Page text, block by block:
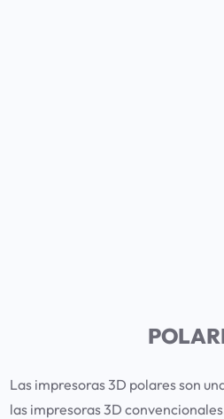
Las impresoras 3D polares son
las impresoras 3D